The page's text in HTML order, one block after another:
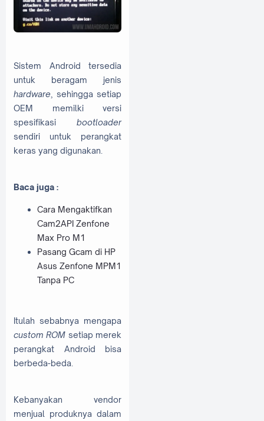
Sistem Android tersedia
untuk beragam jenis
hardware , sehingga setiap
OEM memilki versi
spesifikasi bootloader
sendiri untuk perangkat
keras yang digunakan.
Baca juga :
Cara Mengaktifkan
Cam2API Zenfone
Max Pro M1
Pasang Gcam di HP
Asus Zenfone MPM1
Tanpa PC
Itulah sebabnya mengapa
custom ROM setiap merek
perangkat Android bisa
berbeda-beda.
Kebanyakan vendor
menjual produknya dalam